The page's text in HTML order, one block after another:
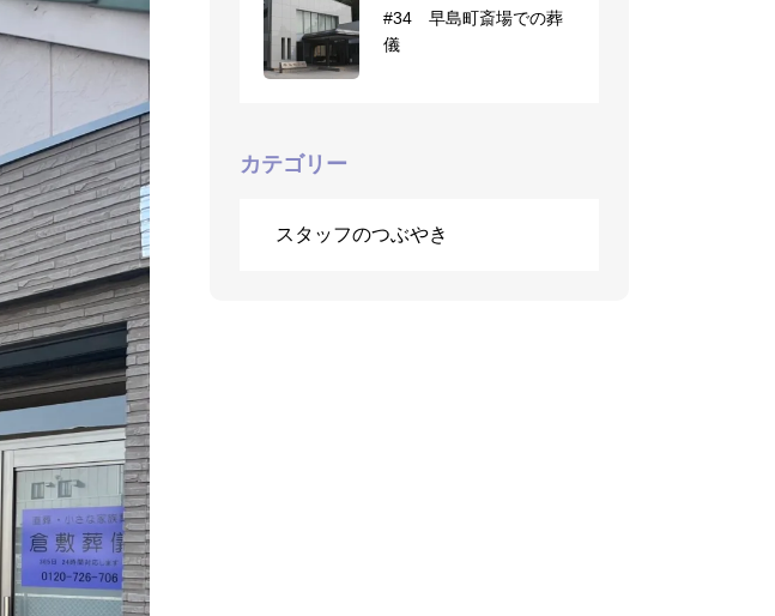
#34 早島町斎場での葬
儀
カテゴリー
スタッフのつぶやき